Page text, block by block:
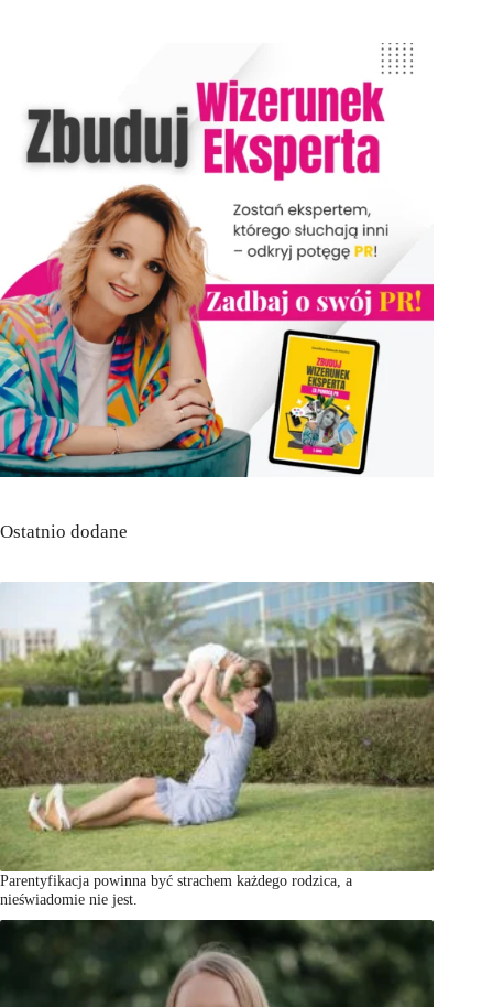
Ostatnio dodane
Parentyfikacja powinna być strachem każdego rodzica, a
nieświadomie nie jest.